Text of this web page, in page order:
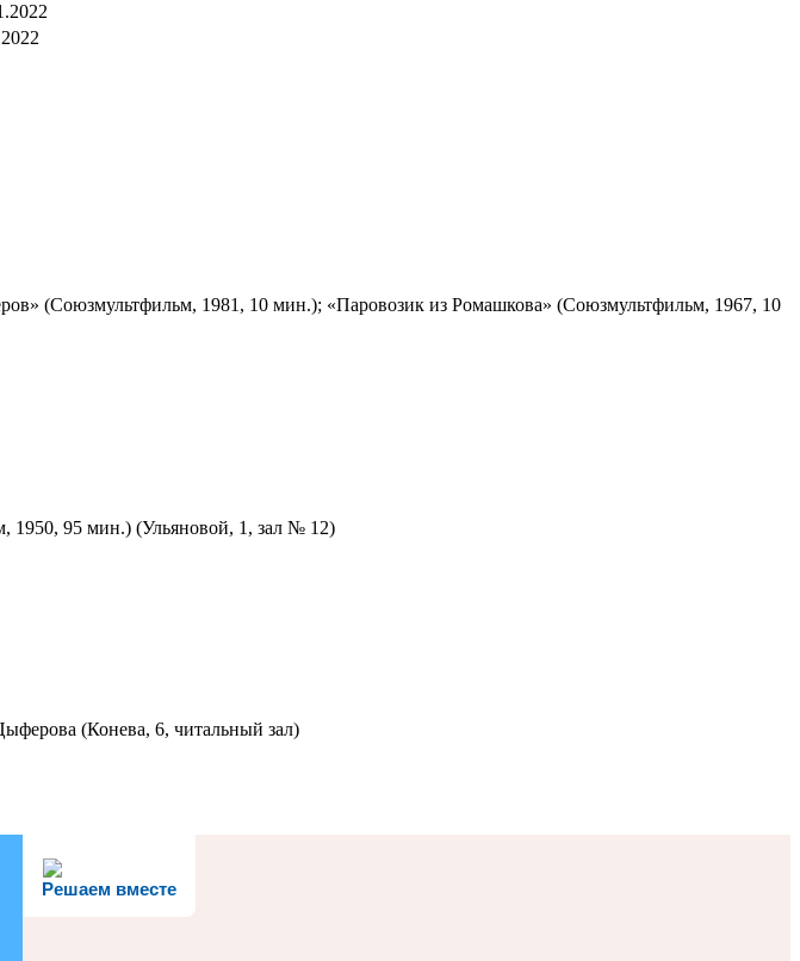
(Союзмультфильм, 1981, 10 мин.); «Паровозик из Ромашкова» (Союзмультфильм, 1967, 10
1950, 95 мин.) (Ульяновой, 1, зал № 12)
(Конева, 6, читальный зал)
Решаем вместе